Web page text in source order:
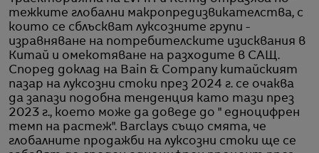
тежките глобални макропредизвикателства, с
които се сблъскват луксозните групи -
изравняване на потребителските изисквания в
Китай и омекотяване на разходите в САЩ.
Според доклад на Bain & Company китайският
пазар на луксозни стоки през 2024 г. се очаква
да запази подобна тенденция като тази през
2023 г., което може да доведе до " едноцифрен
темп на растеж". Barclays също смята, че
глобалните продажби на луксозни стоки ще се